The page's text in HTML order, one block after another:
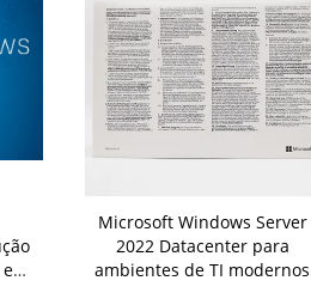
Microsoft Windows Server
2022 Datacenter para
ambientes de TI modernos